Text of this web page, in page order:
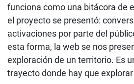
funciona como una bitácora de
el proyecto se presentó:
activaciones por parte del
esta forma, la web se nos
exploración de un territorio. Es
trayecto donde hay que